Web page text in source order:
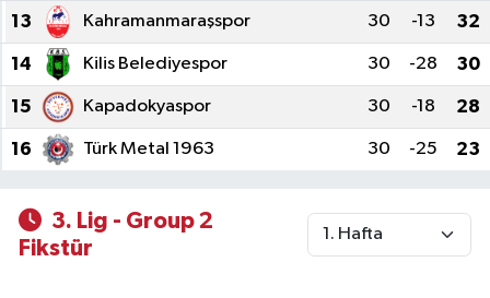
13 Kahramanmaraşspor 30 -13 32
14 Kilis Belediyespor 30 -28 30
15 Kapadokyaspor 30 -18 28
16 Türk Metal 1963 30 -25 23
3. Lig - Group 2
Fikstür